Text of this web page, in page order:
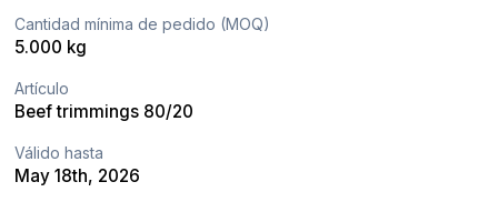
Cantidad mínima de pedido (MOQ)
5.000 kg
Artículo
Beef trimmings 80/20
Válido hasta
May 18th, 2026